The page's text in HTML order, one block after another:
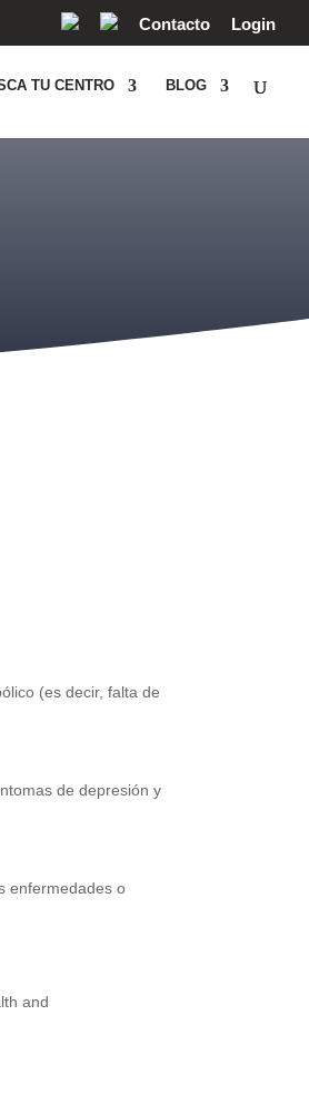
Contacto Login
TU CENTRO BLOG
(es decir, falta de
de depresión y
enfermedades o
and